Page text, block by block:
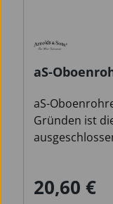
aS-
aS-
Gründen ist
Verkaufspreis:
20,60 €